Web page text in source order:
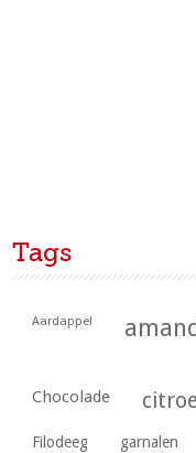
Tags
Aardappel
Chocolade
Filodeeg garnalen